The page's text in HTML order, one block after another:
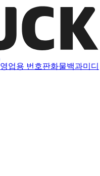
영업용 번호판화물백과미디